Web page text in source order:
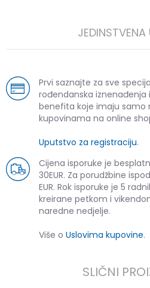
Prvi saznajte za sve
rođendanska
benefita koje imaju samo
kupovinama na online
Uputstvo za registraciju.
Cijena isporuke je
30EUR. Za porudžbine
EUR. Rok isporuke je 5
kreirane petkom i
naredne nedjelje.
Više o Uslovima kupovine.
SLIČNI